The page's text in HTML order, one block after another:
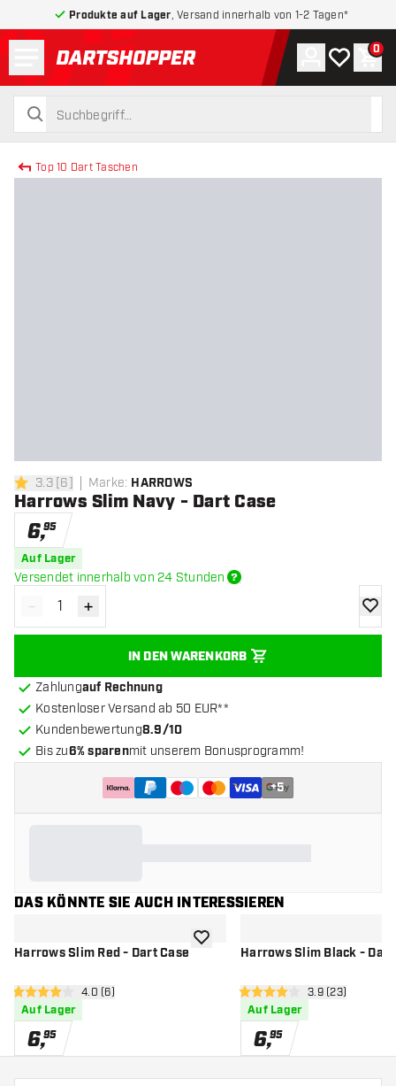
Produkte auf Lager , Versand innerhalb von 1-2 Tagen*
zurück zur Startseite
suchen
suchen
Konto
Meine 0
Top 10 Dart Taschen
3.3 Bewertungssterne
3.3[6] Marke: HARROWS
Harrows Slim Navy - Dart Case
6,95
Auf Lager
Versendet innerhalb von 24 Stunden
Menge verringern
- Menge erhöhen
+
IN DEN WARENKORB
Zur
Zahlungauf Rechnung
Kostenloser Versand ab 50 EUR**
Kundenbewertung8.9/10
Bis zu6% sparenmit unserem Bonusprogramm!
+5
DAS KÖNNTE SIE AUCH INTERESSIEREN
Harrows Slim Red - Dart Case
Bewertungsbereich öffnen
4 Bewertungssterne
4.0 (6)
Auf Lager
6,95
Zur Wunschliste hinzufügen
Harrows Slim Black - Dart
3.9 Bewertungssterne
3.9 (23)
Auf Lager
6,95